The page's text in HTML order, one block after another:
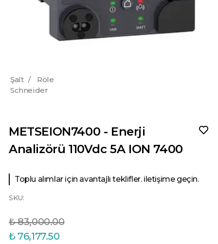
Şalt /
Röle
Schneider
METSEION7400 - Enerji
Analizörü 110Vdc 5A ION 7400
Toplu alımlar için avantajlı teklifler. iletişime geçin.
SKU:
₺ 83,000.00
₺ 76,177.50